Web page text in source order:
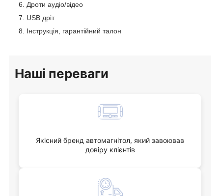
Дроти аудіо/відео
USB дріт
Інструкція, гарантійний талон
Наші переваги
Якісний бренд автомагнітол, який завоював
довіру клієнтів